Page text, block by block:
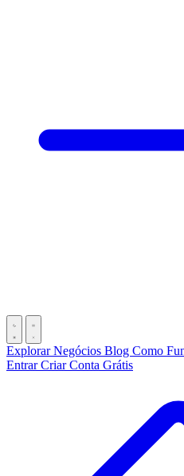
Explorar Negócios Blog Como
EntrarCriar Conta Grátis